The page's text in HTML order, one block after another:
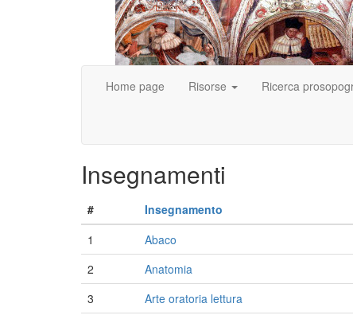
Home page Risorse Ricerca
Insegnamenti
# Insegnamento
1
Abaco
2
Anatomia
3
Arte oratoria lettura